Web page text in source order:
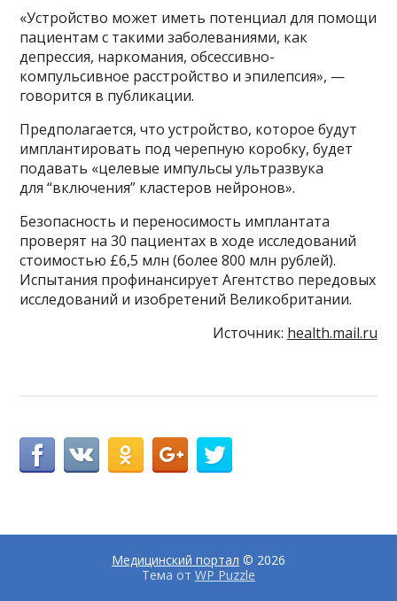
«Устройство может иметь потенциал для помощи
пациентам с такими заболеваниями, как
депрессия, наркомания, обсессивно-
компульсивное расстройство и эпилепсия», —
говорится в публикации.
Предполагается, что устройство, которое будут
имплантировать под черепную коробку, будет
подавать «целевые импульсы ультразвука
для “включения” кластеров нейронов».
Безопасность и переносимость имплантата
проверят на 30 пациентах в ходе исследований
стоимостью £6,5 млн (более 800 млн рублей).
Испытания профинансирует Агентство передовых
исследований и изобретений Великобритании.
Источник: health.mail.ru
Медицинский портал © 2026
Тема от WP Puzzle